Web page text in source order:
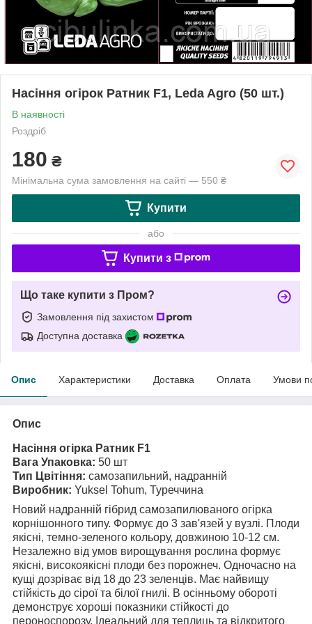
Насіння огірок Ратник F1, Leda Agro (50 шт.)
В наявності
Роздріб
180 ₴
Мінімальна сума замовлення на сайті — 550 ₴
Купити
або
Купити з
Що таке купити з Пром?
Замовлення під захистом
Доступна доставка
Опис Характеристики Доставка Оплата Умови
Опис
Насіння огірка Ратник F1
Вага Упаковка: 50 шт
Тип Цвітіння: самозапильний, надранній
Виробник: Yuksel Tohum, Туреччина
Новий надранній гібрид самозапилюваного огірка
корнішонного типу. Формує до 3 зав'язей у вузлі. Плоди
якісні, темно-зеленого кольору, довжиною 10-12 см.
Незалежно від умов вирощування рослина формує
якісні, високоякісні плоди без порожнеч. Одночасно на
кущі дозріває від 18 до 23 зеленців. Має найвищу
стійкість до сірої та білої гнилі. В осінньому обороті
демонструє хороші показники стійкості до
пероноспорозу. Ідеальний для теплиць та відкритого